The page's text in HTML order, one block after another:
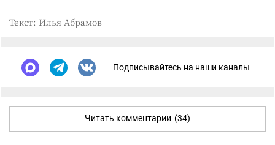
Текст: Илья Абрамов
Подписывайтесь на наши каналы
Читать комментарии (34)